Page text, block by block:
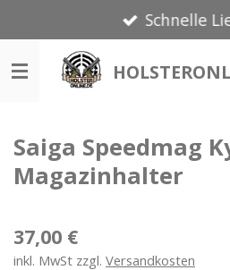
Hauptinhalt
springen
Schnelle
Saiga Speedmag
Magazinhalter
37,00 €
inkl. MwSt zzgl. Versandkosten